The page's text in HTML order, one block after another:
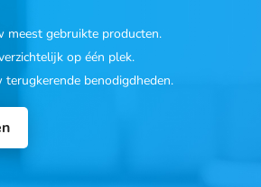
gebruikte producten.
op één plek.
benodigdheden.